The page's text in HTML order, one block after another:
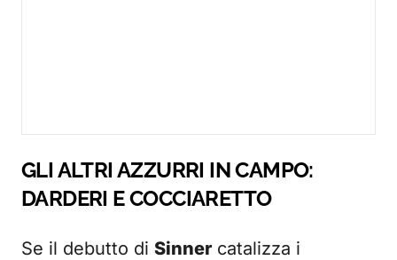
GLI ALTRI AZZURRI IN CAMPO:
DARDERI E COCCIARETTO
Se il debutto di Sinner catalizza i